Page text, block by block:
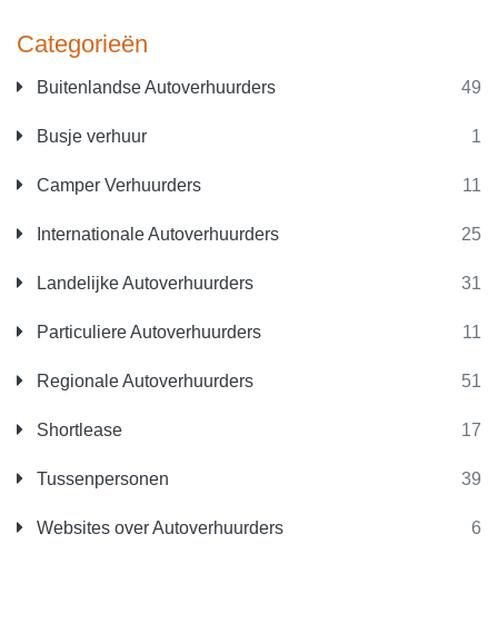
Categorieën
Buitenlandse Autoverhuurders 49
Busje verhuur 1
Camper Verhuurders 11
Internationale Autoverhuurders 25
Landelijke Autoverhuurders 31
Particuliere Autoverhuurders 11
Regionale Autoverhuurders 51
Shortlease 17
Tussenpersonen 39
Websites over Autoverhuurders 6